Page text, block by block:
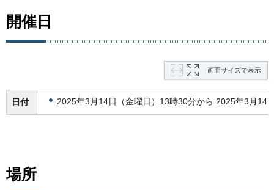
開催日
画面サイズで表示
日付 2025年3月14日（金曜日）13時30分から 2025年3月14
場所